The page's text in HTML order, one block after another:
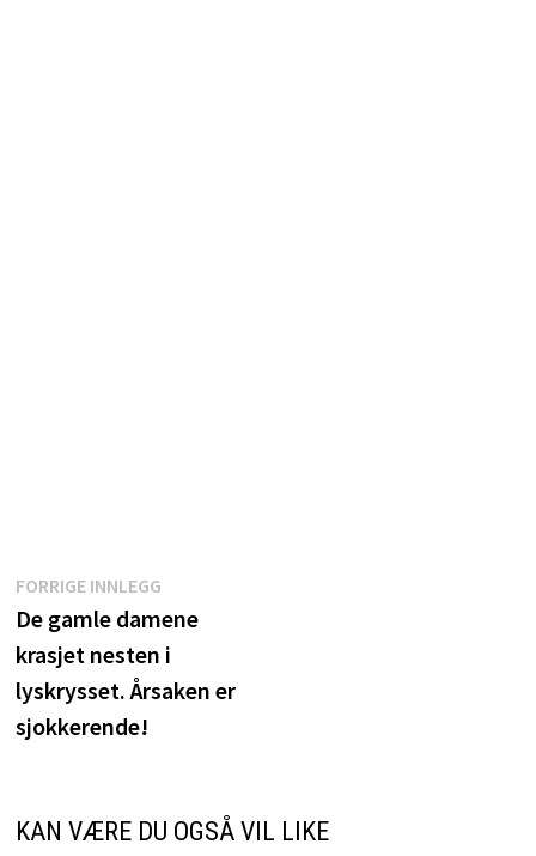
Innleggsnavigasjon
FORRIGE INNLEGGForrige
innlegg:
De gamle damene
krasjet nesten i
lyskrysset. Årsaken er
sjokkerende!
KAN VÆRE DU OGSÅ VIL LIKE